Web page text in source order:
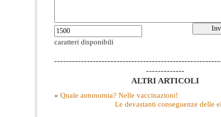
caratteri disponibili
-------------
ALTRI ARTICOLI
« Quale autonomia? Nelle vaccinazioni!
Le devastanti conseguenze delle